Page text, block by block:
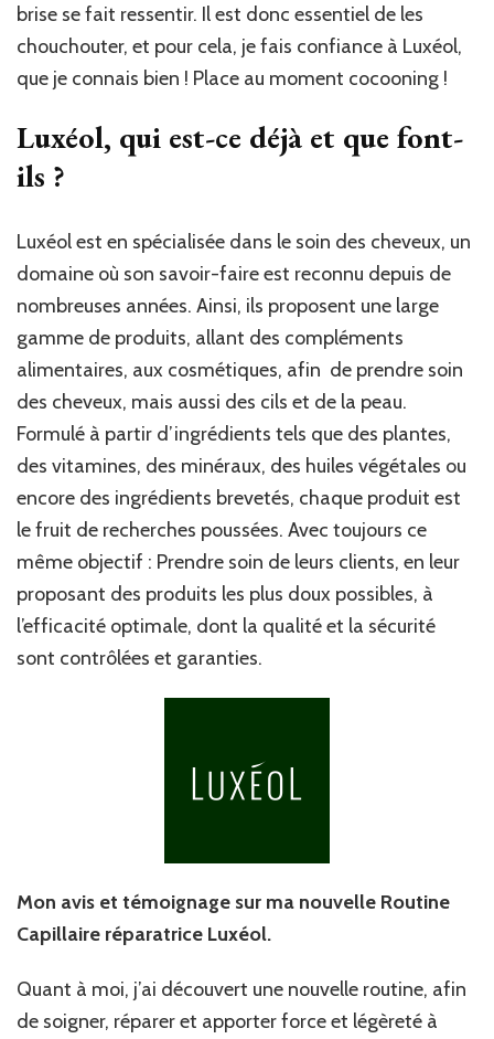
brise se fait ressentir. Il est donc essentiel de les
chouchouter, et pour cela, je fais confiance à Luxéol,
que je connais bien ! Place au moment cocooning !
Luxéol, qui est-ce déjà et que font-
ils ?
Luxéol est en spécialisée dans le soin des cheveux, un
domaine où son savoir-faire est reconnu depuis de
nombreuses années. Ainsi, ils proposent une large
gamme de produits, allant des compléments
alimentaires, aux cosmétiques, afin de prendre soin
des cheveux, mais aussi des cils et de la peau.
Formulé à partir d’ingrédients tels que des plantes,
des vitamines, des minéraux, des huiles végétales ou
encore des ingrédients brevetés, chaque produit est
le fruit de recherches poussées. Avec toujours ce
même objectif : Prendre soin de leurs clients, en leur
proposant des produits les plus doux possibles, à
l’efficacité optimale, dont la qualité et la sécurité
sont contrôlées et garanties.
Mon avis et témoignage sur ma nouvelle Routine
Capillaire réparatrice Luxéol.
Quant à moi, j’ai découvert une nouvelle routine, afin
de soigner, réparer et apporter force et légèreté à